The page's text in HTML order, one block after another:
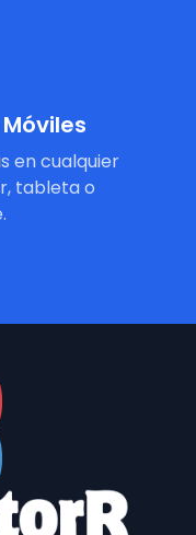
en cualquier
tableta o